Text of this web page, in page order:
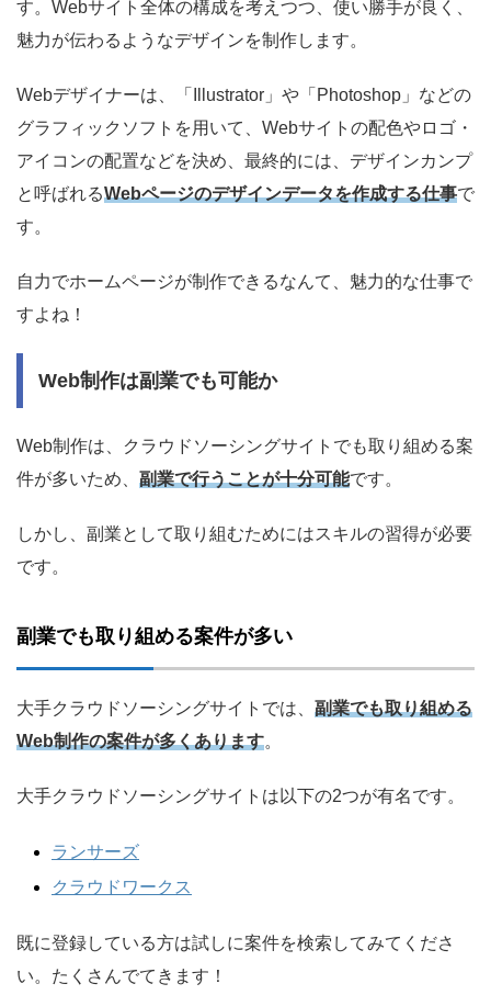
す。Webサイト全体の構成を考えつつ、使い勝手が良く、
魅力が伝わるようなデザインを制作します。
Webデザイナーは、「Illustrator」や「Photoshop」などの
グラフィックソフトを用いて、Webサイトの配色やロゴ・
アイコンの配置などを決め、最終的には、デザインカンプ
と呼ばれるWebページのデザインデータを作成する仕事で
す。
自力でホームページが制作できるなんて、魅力的な仕事で
すよね！
Web制作は副業でも可能か
Web制作は、クラウドソーシングサイトでも取り組める案
件が多いため、 副業で行うことが十分可能です。
しかし、副業として取り組むためにはスキルの習得が必要
です。
副業でも取り組める案件が多い
大手クラウドソーシングサイトでは、 副業でも取り組める
Web制作の案件が多くあります。
大手クラウドソーシングサイトは以下の2つが有名です。
ランサーズ
クラウドワークス
既に登録している方は試しに案件を検索してみてくださ
い。たくさんでてきます！